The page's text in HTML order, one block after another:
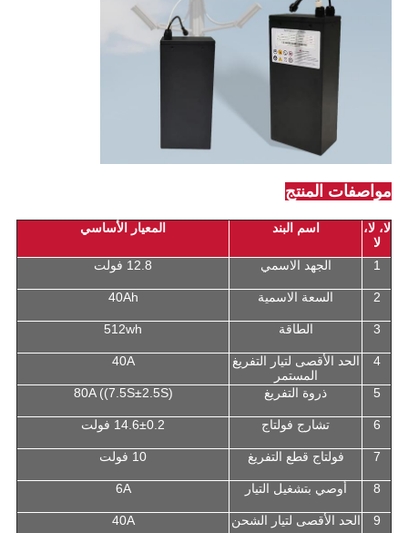
مواصفات المنتج
لا، لا،
لا
اسم البند المعيار الأساسي
1 الجهد الاسمي 12.8 فولت
2 السعة الاسمية 40Ah
3 الطاقة 512wh
4
الحد الأقصى لتيار التفريغ
المستمر
40A
5 ذروة التفريغ 80A ((7.5S±2.5S)
6 تشارج فولتاج 14.6±0.2 فولت
7 فولتاج قطع التفريغ 10 فولت
8 أوصي بتشغيل التيار 6A
9 الحد الأقصى لتيار الشحن 40A